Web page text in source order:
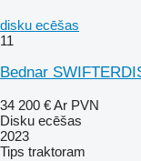
disku ecēšas
11
Bednar
34 200 €Ar PVN
Disku ecēšas
2023
Tips traktoram